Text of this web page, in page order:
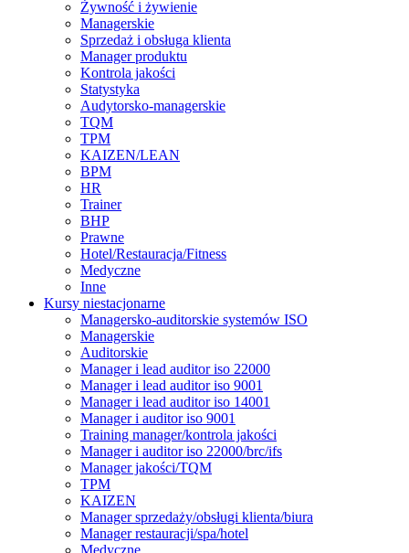
Żywność i żywienie
Managerskie
Sprzedaż i obsługa klienta
Manager produktu
Kontrola jakości
Statystyka
Audytorsko-managerskie
TQM
TPM
KAIZEN/LEAN
BPM
HR
Trainer
BHP
Prawne
Hotel/Restauracja/Fitness
Medyczne
Inne
Kursy niestacjonarne
Managersko-auditorskie systemów ISO
Managerskie
Auditorskie
Manager i lead auditor iso 22000
Manager i lead auditor iso 9001
Manager i lead auditor iso 14001
Manager i auditor iso 9001
Training manager/kontrola jakości
Manager i auditor iso 22000/brc/ifs
Manager jakości/TQM
TPM
KAIZEN
Manager sprzedaży/obsługi klienta/biura
Manager restauracji/spa/hotel
Medyczne